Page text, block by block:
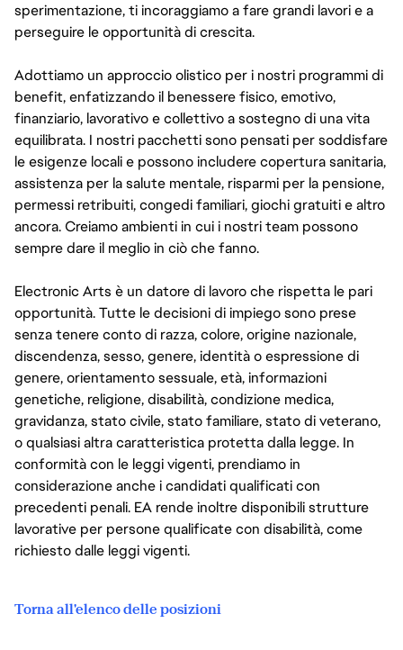
sperimentazione, ti incoraggiamo a fare grandi lavori e a
perseguire le opportunità di crescita.
Adottiamo un approccio olistico per i nostri programmi di
benefit, enfatizzando il benessere fisico, emotivo,
finanziario, lavorativo e collettivo a sostegno di una vita
equilibrata. I nostri pacchetti sono pensati per soddisfare
le esigenze locali e possono includere copertura sanitaria,
assistenza per la salute mentale, risparmi per la pensione,
permessi retribuiti, congedi familiari, giochi gratuiti e altro
ancora. Creiamo ambienti in cui i nostri team possono
sempre dare il meglio in ciò che fanno.
Electronic Arts è un datore di lavoro che rispetta le pari
opportunità. Tutte le decisioni di impiego sono prese
senza tenere conto di razza, colore, origine nazionale,
discendenza, sesso, genere, identità o espressione di
genere, orientamento sessuale, età, informazioni
genetiche, religione, disabilità, condizione medica,
gravidanza, stato civile, stato familiare, stato di veterano,
o qualsiasi altra caratteristica protetta dalla legge. In
conformità con le leggi vigenti, prendiamo in
considerazione anche i candidati qualificati con
precedenti penali. EA rende inoltre disponibili strutture
lavorative per persone qualificate con disabilità, come
richiesto dalle leggi vigenti.
Torna all'elenco delle posizioni